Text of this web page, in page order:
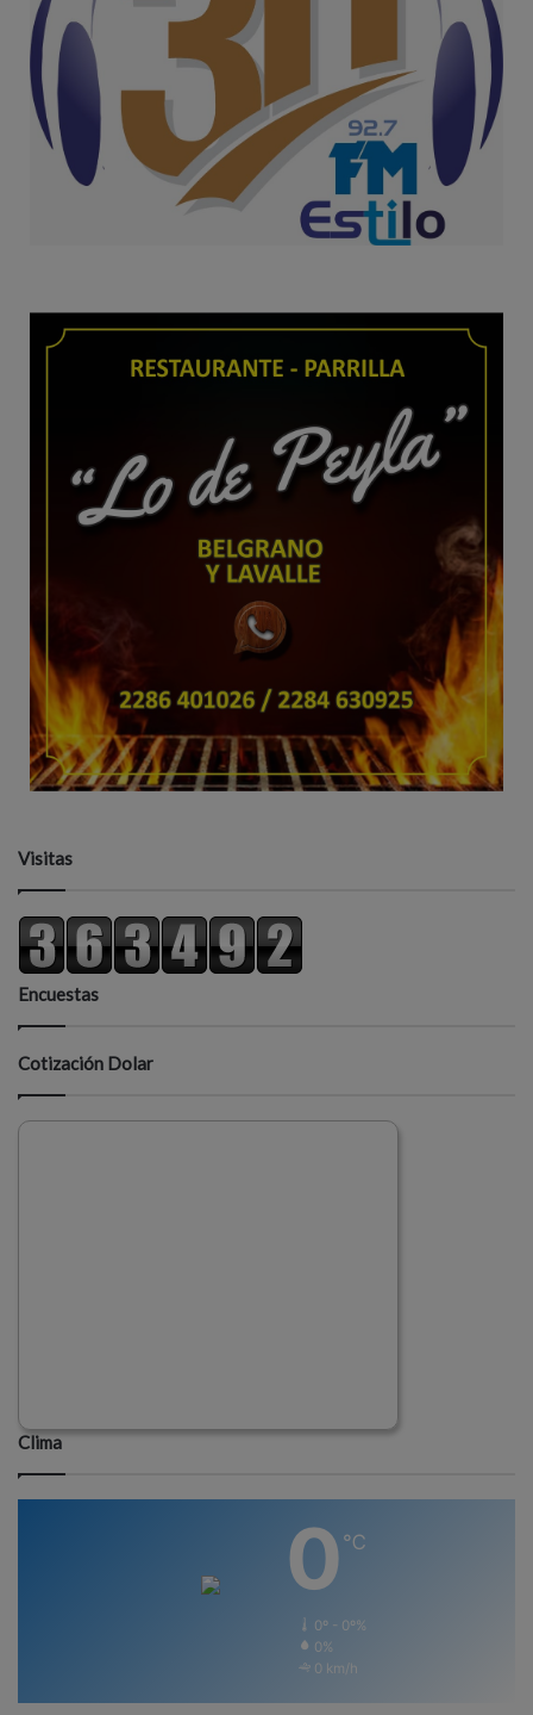
Visitas
Encuestas
Cotización Dolar
Clima
0 ℃
0º - 0º%
0%
0 km/h